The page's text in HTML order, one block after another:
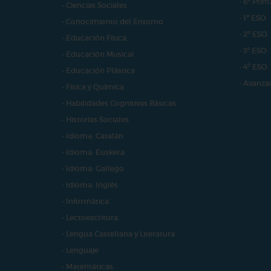
- Ciencias Sociales
- Conocimiento del Entorno
- Educación Física
- Educación Musical
- Educación Plástica
- Física y Química
- Habilidades Cognitivas Básicas
- Historias Sociales
- Idioma: Catalán
- Idioma: Euskera
- Idioma: Gallego
- Idioma: Inglés
- Informática
- Lectoescritura
- Lengua Castellana y Literatura
- Lenguaje
- Matemáticas
- 1º ESO
- 2º ESO
- 3º ESO
- 4º ESO
-